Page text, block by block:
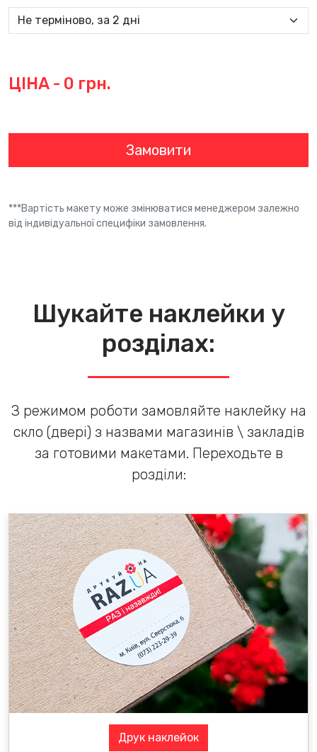
ЦІНА - 0 грн.
***Вартість макету може змінюватися менеджером залежно
від індивідуальної специфіки замовлення.
Шукайте наклейки у
розділах:
З режимом роботи замовляйте наклейку на
скло (двері) з назвами магазинів \ закладів
за готовими макетами. Переходьте в
розділи:
Друк наклейок